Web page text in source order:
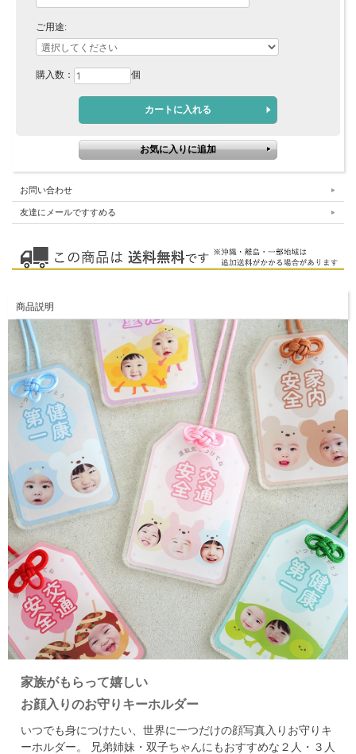
ご用途:
購入数： 個
お問い合わせ
友達にメールですすめる
商品説明
家族がもらって嬉しい
お顔入りのお守りキーホルダー
いつでも身につけたい、世界に一つだけの顔写真入りお守りキ
ーホルダー。
兄弟姉妹・双子ちゃんにもおすすめな２人・３人